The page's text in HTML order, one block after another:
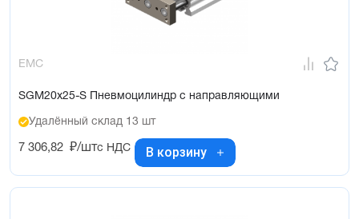
EMC
SGM20x25-S Пневмоцилиндр с направляющими
Удалённый склад 13 шт
7 306,82 ₽/штс НДС В корзину